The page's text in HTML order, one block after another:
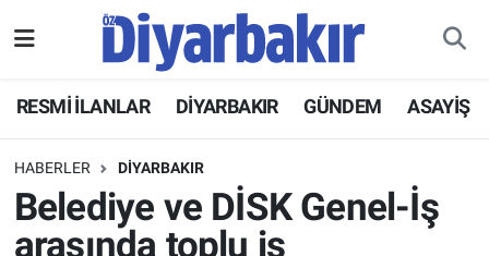
RESMİ İLANLAR DİYARBAKIR GÜNDEM ASAYİŞ
HABERLER DİYARBAKIR
Belediye ve DİSK Genel-İş
arasında toplu iş
ASAYİŞ
DİYARBAKIR
EKONOMİ
Hava Durumu
Namaz Vakitleri
Trafik Durumu